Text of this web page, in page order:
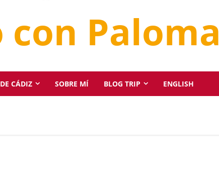
Paloma
CÁDIZ SOBRE MÍ BLOG TRIP ENGLISH